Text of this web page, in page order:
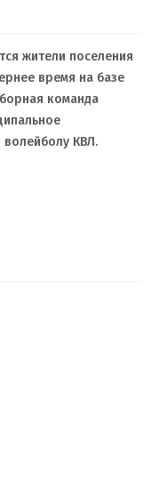
жители поселения
время на базе
команда
КВЛ.